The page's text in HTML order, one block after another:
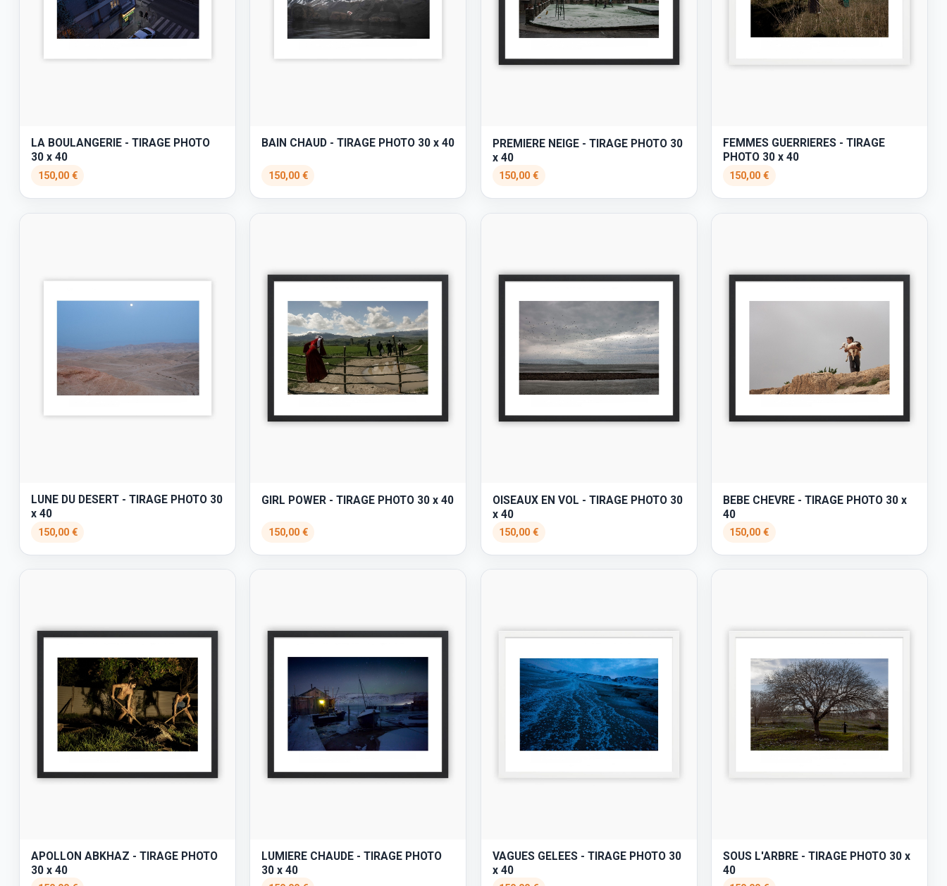
LA BOULANGERIE - TIRAGE PHOTO
30 x 40
150,00 €
BAIN CHAUD - TIRAGE PHOTO 30 x 40
150,00 €
PREMIERE NEIGE - TIRAGE PHOTO 30
x 40
150,00 €
FEMMES GUERRIERES - TIRAGE
PHOTO 30 x 40
150,00 €
LUNE DU DESERT - TIRAGE PHOTO 30
x 40
150,00 €
GIRL POWER - TIRAGE PHOTO 30 x 40
150,00 €
OISEAUX EN VOL - TIRAGE PHOTO 30
x 40
150,00 €
BEBE CHEVRE - TIRAGE PHOTO 30 x
40
150,00 €
APOLLON ABKHAZ - TIRAGE PHOTO
30 x 40
LUMIERE CHAUDE - TIRAGE PHOTO
30 x 40
VAGUES GELEES - TIRAGE PHOTO 30
x 40
SOUS L'ARBRE - TIRAGE PHOTO 30 x
40